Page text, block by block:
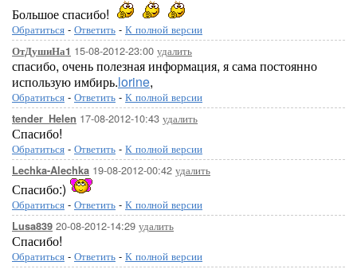
Большое спасибо!
Обратиться - Ответить - К полной версии
ОтДушиНа1 15-08-2012-23:00 удалить
спасибо, очень полезная информация, я сама постоянно
использую имбирь.lorine,
Обратиться - Ответить - К полной версии
tender_Helen 17-08-2012-10:43 удалить
Спасибо!
Обратиться - Ответить - К полной версии
Lechka-Alechka 19-08-2012-00:42 удалить
Спасибо:)
Обратиться - Ответить - К полной версии
Lusa839 20-08-2012-14:29 удалить
Спасибо!
Обратиться - Ответить - К полной версии